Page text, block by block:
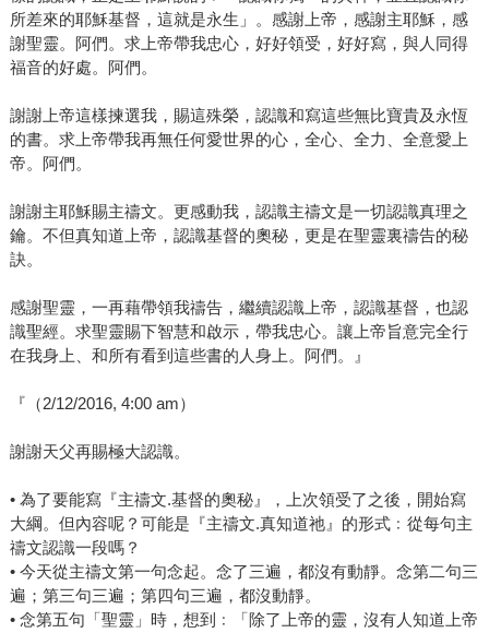
所差來的耶穌基督，這就是永生」。感謝上帝，感謝主耶穌，感
謝聖靈。阿們。求上帝帶我忠心，好好領受，好好寫，與人同得
福音的好處。阿們。
謝謝上帝這樣揀選我，賜這殊榮，認識和寫這些無比寶貴及永恆
的書。求上帝帶我再無任何愛世界的心，全心、全力、全意愛上
帝。阿們。
謝謝主耶穌賜主禱文。更感動我，認識主禱文是一切認識真理之
鑰。不但真知道上帝，認識基督的奧秘，更是在聖靈裏禱告的秘
訣。
感謝聖靈，一再藉帶領我禱告，繼續認識上帝，認識基督，也認
識聖經。求聖靈賜下智慧和啟示，帶我忠心。讓上帝旨意完全行
在我身上、和所有看到這些書的人身上。阿們。』
『（2/12/2016, 4:00 am）
謝謝天父再賜極大認識。
• 為了要能寫『主禱文.基督的奧秘』，上次領受了之後，開始寫
大綱。但內容呢？可能是『主禱文.真知道祂』的形式﹕從每句主
禱文認識一段嗎？
• 今天從主禱文第一句念起。念了三遍，都沒有動靜。念第二句三
遍；第三句三遍；第四句三遍，都沒動靜。
• 念第五句「聖靈」時，想到﹕「除了上帝的靈，沒有人知道上帝